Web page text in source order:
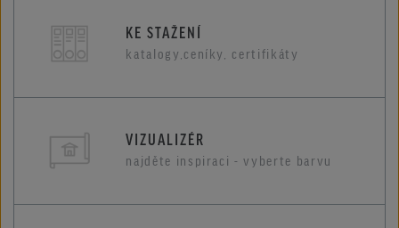
KE STAŽENÍ
katalogy,ceníky, certifikáty
VIZUALIZÉR
najděte inspiraci - vyberte barvu